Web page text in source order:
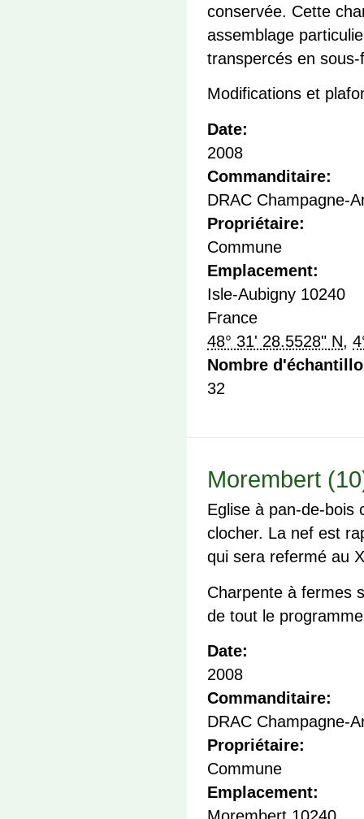
conservée. Cette
assemblage
transpercés en
Modifications et
Date:
2008
Commanditaire:
DRAC Champagne-
Propriétaire:
Commune
Emplacement:
Isle-Aubigny 10240
France
48° 31' 28.5528" N,
Nombre
32
Morembert
Eglise à pan-de-bois
clocher. La nef est
qui sera refermé au
Charpente à fermes
de tout le
Date:
2008
Commanditaire:
DRAC Champagne-
Propriétaire:
Commune
Emplacement: